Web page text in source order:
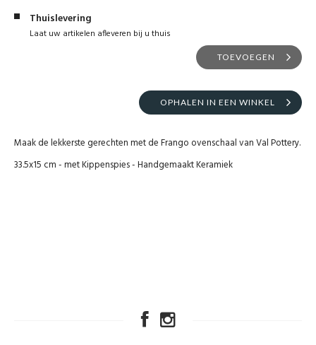
Thuislevering
Laat uw artikelen afleveren bij u thuis
TOEVOEGEN
OPHALEN IN EEN WINKEL
Maak de lekkerste gerechten met de Frango ovenschaal van Val Pottery.
33.5x15 cm - met Kippenspies - Handgemaakt Keramiek